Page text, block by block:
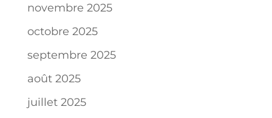
novembre 2025
octobre 2025
septembre 2025
août 2025
juillet 2025